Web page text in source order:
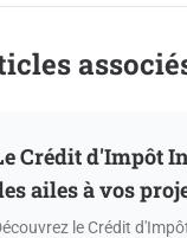
Crédit d'Impôt
ailes à vos
le Crédit